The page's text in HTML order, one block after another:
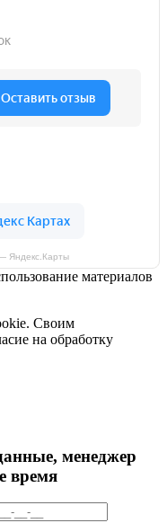
Яндекс.Карты
материалов
Своим
на обработку
менеджер
время